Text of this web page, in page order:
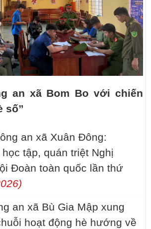
an xã Bom Bo với chiến
số”
an xã Xuân Đông:
tập, quán triệt Nghị
Đoàn toàn quốc lần thứ
an xã Bù Gia Mập xung
hoạt động hè hướng về